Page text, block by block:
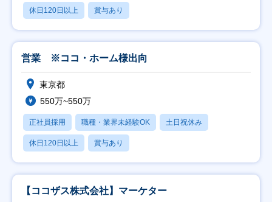
休日120日以上 賞与あり
営業 ※ココ・ホーム様出向
東京都
550万~550万
正社員採用 職種・業界未経験OK 土日祝休み
休日120日以上 賞与あり
【ココザス株式会社】マーケター